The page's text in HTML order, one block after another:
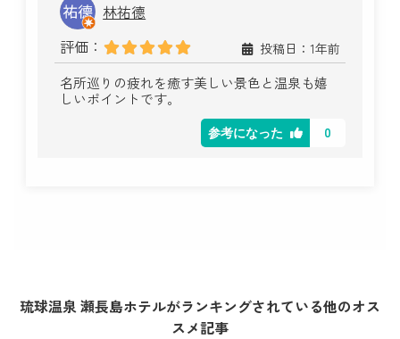
林祐德
評価：
投稿日：1年前
名所巡りの疲れを癒す美しい景色と温泉も嬉
しいポイントです。
参考になった 0
琉球温泉 瀬長島ホテルがランキングされている他のオス
スメ記事